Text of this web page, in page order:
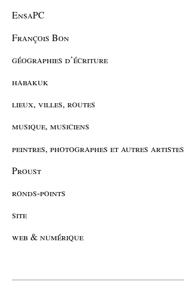
EnsaPC
François Bon
géographies d’écriture
habakuk
lieux, villes, routes
musique, musiciens
peintres, photographes et autres artistes
Proust
ronds-points
site
web & numérique